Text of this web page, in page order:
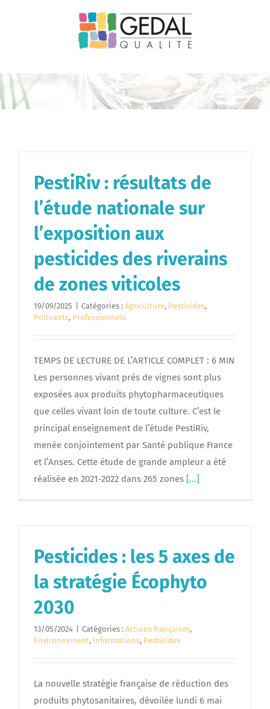
PestiRiv : résultats de
l’étude nationale sur
l’exposition aux
pesticides des riverains
de zones viticoles
19/09/2025 Catégories : Agriculture, Pesticides,
Polluants, Professionnels
TEMPS DE LECTURE DE L’ARTICLE COMPLET : 6 MIN
Les personnes vivant près de vignes sont plus
exposées aux produits phytopharmaceutiques
que celles vivant loin de toute culture. C’est le
principal enseignement de l’étude PestiRiv,
menée conjointement par Santé publique France
et l’Anses. Cette étude de grande ampleur a été
réalisée en 2021-2022 dans 265 zones [...]
Pesticides : les 5 axes de
la stratégie Écophyto
2030
13/05/2024 Catégories : Actions françaises,
Environnement, Informations, Pesticides
La nouvelle stratégie française de réduction des
produits phytosanitaires, dévoilée lundi 6 mai